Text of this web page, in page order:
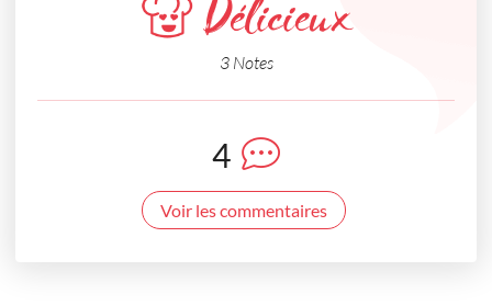
Délicieux
3 Notes
4
Voir les commentaires